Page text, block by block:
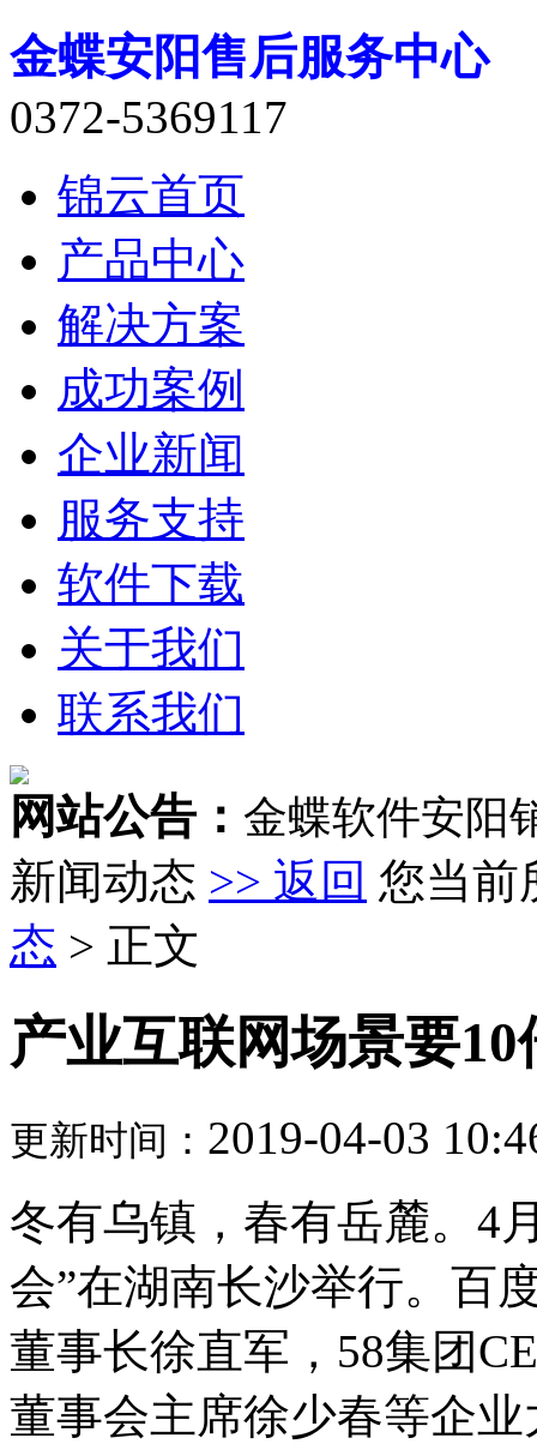
金蝶安阳售后服务中心
0372-5369117
锦云首页
产品中心
解决方案
成功案例
企业新闻
服务支持
软件下载
关于我们
联系我们
网站公告： 金蝶软件安阳
新闻动态 >> 返回 您当前
态 > 正文
产业互联网场景要
更新时间： 2019-04-03
冬有乌镇，春有岳麓。4
会”在湖南长沙举行。百
董事长徐直军，58集团
董事会主席徐少春等企